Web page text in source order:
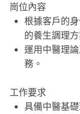
崗位內容
根據客戶的
的養生調理方
運用中醫理
務。
工作要求
具備中醫基